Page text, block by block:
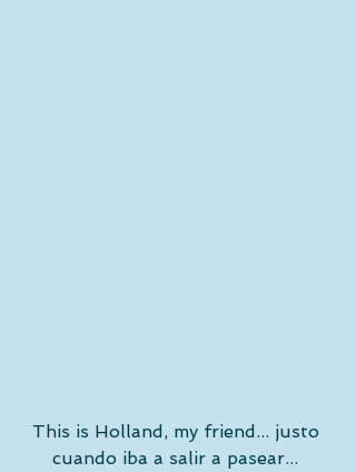
This is Holland, my friend... justo
cuando iba a salir a pasear...